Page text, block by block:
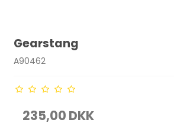
Gearstang
A90462
235,00 DKK